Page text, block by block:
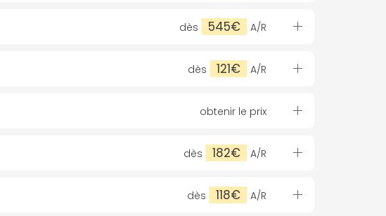
dès 545€ A/R
dès 121€ A/R
obtenir le prix
dès 182€ A/R
dès 118€ A/R